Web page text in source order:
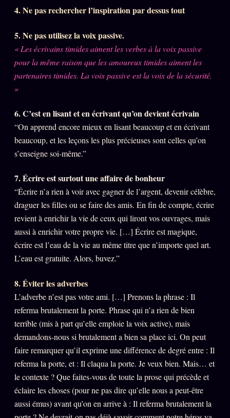
L'Association
S'abonner GRATUIT
Mécène
Témoignages
Lectures des sœurs
Manifeste pricing
Se connecter
z/S SYSTEMS
BRAINS MODELS
GENERIC ARCHITECTS
Archives SMK26 TRANSM.
SMK Manifeste
Gossip Manifeste
Gossip Pacte
Infofiction
Prophétie confirmée
4. Ne pas rechercher l’inspiration par dessus tout
5. Ne pas utilisez la voix passive.
« Les écrivains timides aiment les verbes à la voix passive
pour la même raison que les amoureux timides aiment les
partenaires timides. La voix passive est la voix de la sécurité.
»
6. C’est en lisant et en écrivant qu’on devient écrivain
“On apprend encore mieux en lisant beaucoup et en écrivant
beaucoup, et les leçons les plus précieuses sont celles qu’on
s’enseigne soi-même.”
7. Écrire est surtout une affaire de bonheur
“Écrire n’a rien à voir avec gagner de l’argent, devenir célèbre,
draguer les filles ou se faire des amis. En fin de compte, écrire
revient à enrichir la vie de ceux qui liront vos ouvrages, mais
aussi à enrichir votre propre vie. […] Écrire est magique,
écrire est l’eau de la vie au même titre que n’importe quel art.
L’eau est gratuite. Alors, buvez.”
8. Éviter les adverbes
L’adverbe n’est pas votre ami. […] Prenons la phrase : Il
referma brutalement la porte. Phrase qui n’a rien de bien
terrible (mis à part qu’elle emploie la voix active), mais
demandons-nous si brutalement a bien sa place ici. On peut
faire remarquer qu’il exprime une différence de degré entre : Il
referma la porte, et : Il claqua la porte. Je veux bien. Mais… et
le contexte ? Que faites-vous de toute la prose qui précède et
éclaire les choses (pour ne pas dire qu’elle nous a peut-être
aussi émus) avant qu’on en arrive à : Il referma brutalement la